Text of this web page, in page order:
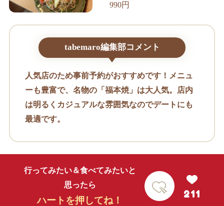
990円
tabemaro編集部コメント
人気店のため事前予約がおすすめです！メニュ
ーも豊富で、名物の「福本焼」は大人気。店内
は明るくカジュアルな雰囲気なのでデートにも
最適です。
行ってみたい＆食べてみたいと
思ったら
ハートを押してね！
211